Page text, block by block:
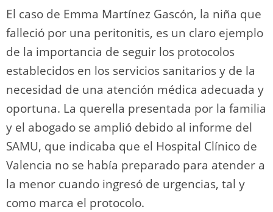
El caso de Emma Martínez Gascón, la niña que
falleció por una peritonitis, es un claro ejemplo
de la importancia de seguir los protocolos
establecidos en los servicios sanitarios y de la
necesidad de una atención médica adecuada y
oportuna. La querella presentada por la familia
y el abogado se amplió debido al informe del
SAMU, que indicaba que el Hospital Clínico de
Valencia no se había preparado para atender a
la menor cuando ingresó de urgencias, tal y
como marca el protocolo.